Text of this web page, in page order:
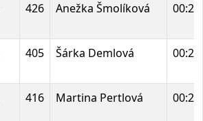
426 Anežka Šmolíková
405 Šárka Demlová
416 Martina Pertlová